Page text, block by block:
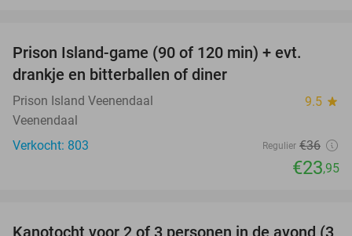
Prison Island-game (90 of 120 min) + evt.
drankje en bitterballen of diner
Prison Island Veenendaal 9.5 star
Veenendaal
Verkocht: 803
Regulier €36
€23,95
Kanotocht voor 2 of 3 personen in de avond (3